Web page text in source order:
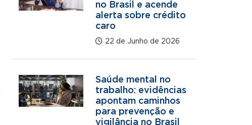
no Brasil e acende
alerta sobre crédito
caro
22 de Junho de 2026
Saúde mental no
trabalho: evidências
apontam caminhos
para prevenção e
vigilância no Brasil